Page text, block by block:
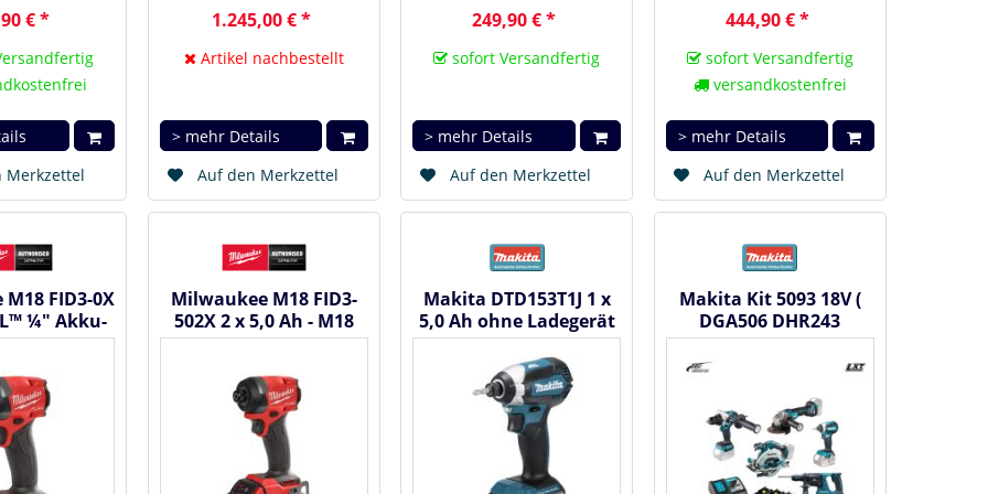
€ * 1.245,00 € *
Artikel nachbestellt
> mehr Details
Auf den Merkzettel
249,90 € *
sofort Versandfertig
> mehr Details
Auf den Merkzettel
444,90 € *
sofort Versandfertig
versandkostenfrei
> mehr Details
Auf den Merkzettel
FID3-0X
¼" Akku-
18 V...
Milwaukee M18 FID3-
502X 2 x 5,0 Ah - M18
FUEL™ ¼"...
Makita DTD153T1J 1 x
5,0 Ah ohne Ladegerät
– Akku
Schlagschrauber...
Makita Kit 5093 18V (
DGA506 DHR243
DHS680 DHP486 DTD153